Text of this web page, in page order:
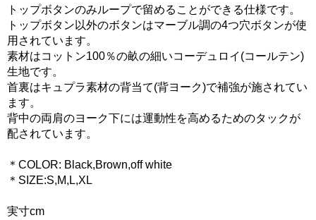
トップボタンのみループで留めることができる仕様です。
トップボタン以外のボタンはマーブル調の4つ穴ボタンが使
用されています。
素材はコットン100％の畝の細いコーデュロイ(コールテン)
生地です。
首裏はキュプラ素材の背当て(背ヨーク)で補強が施されてい
ます。
背中の両肩のヨーク下には運動性を高めるためのタックが
配されています。
＊COLOR: Black,Brown,off white
＊SIZE:S,M,L,XL
実寸cm